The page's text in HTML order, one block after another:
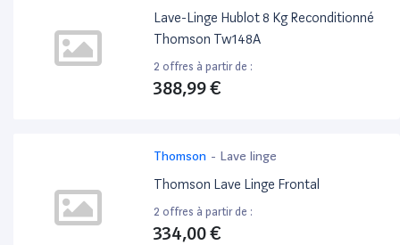
Lave-Linge Hublot 8 Kg Reconditionné
Thomson Tw148A
2 offres à partir de :
388,99 €
Thomson - Lave linge
Thomson Lave Linge Frontal
2 offres à partir de :
334,00 €